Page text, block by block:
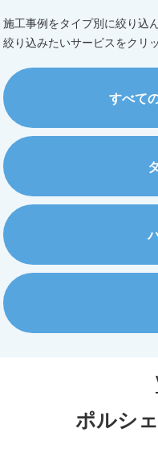
施工事例をタイプ別に絞り込
絞り込みたいサービスをクリ
すべて
ポルシ